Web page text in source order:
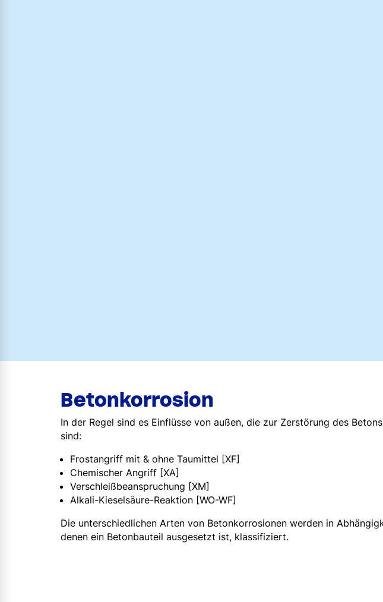
Betonkorrosion
In der Regel sind es Einflüsse von außen, die zur Zerstörung des
sind:
Frostangriff mit & ohne Taumittel [XF]
Chemischer Angriff [XA]
Verschleißbeanspruchung [XM]
Alkali-Kieselsäure-Reaktion [WO-WF]
Die unterschiedlichen Arten von Betonkorrosionen werden in
denen ein Betonbauteil ausgesetzt ist, klassifiziert.